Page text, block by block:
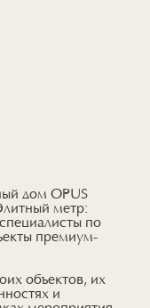
дом OPUS
метр:
по
премиум-
объектов, их
и